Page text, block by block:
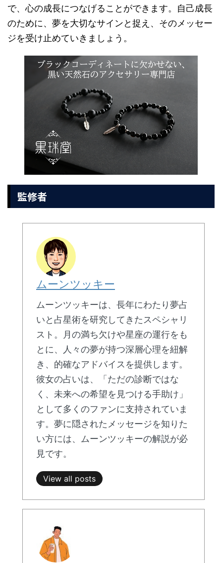
で、心の成長につなげることができます。自己成長
のために、夢を大切なサインと捉え、そのメッセー
ジを受け止めていきましょう。
監修者
ムーンツッキー
ムーンツッキーは、長年にわたり夢占
いと占星術を研究してきたスペシャリ
スト。月の満ち欠けや星座の運行をも
とに、人々の夢が持つ深層心理を紐解
き、的確なアドバイスを提供します。
彼女の占いは、「ただの診断ではな
く、未来への希望を見つける手助け」
として多くのファンに支持されていま
す。夢に隠されたメッセージを知りた
い方には、ムーンツッキーの解説が必
見です。
View all posts